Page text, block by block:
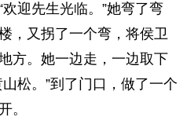
迎先生光临。”她弯了弯
，又拐了一个弯，将侯卫
方。她一边走，一边取下
松。”到了门口，做了一个
。